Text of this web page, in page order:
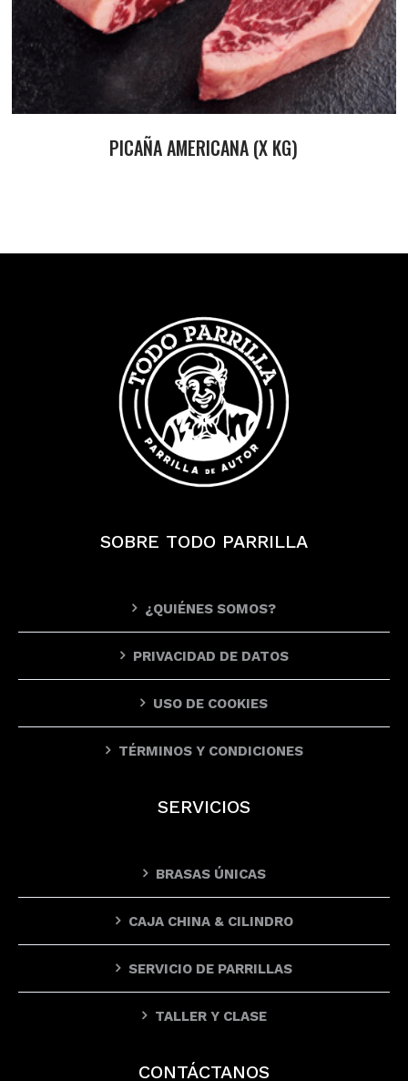
PICAÑA AMERICANA (X KG)
SOBRE TODO PARRILLA
¿QUIÉNES SOMOS?
PRIVACIDAD DE DATOS
USO DE COOKIES
TÉRMINOS Y CONDICIONES
SERVICIOS
BRASAS ÚNICAS
CAJA CHINA & CILINDRO
SERVICIO DE PARRILLAS
TALLER Y CLASE
CONTÁCTANOS